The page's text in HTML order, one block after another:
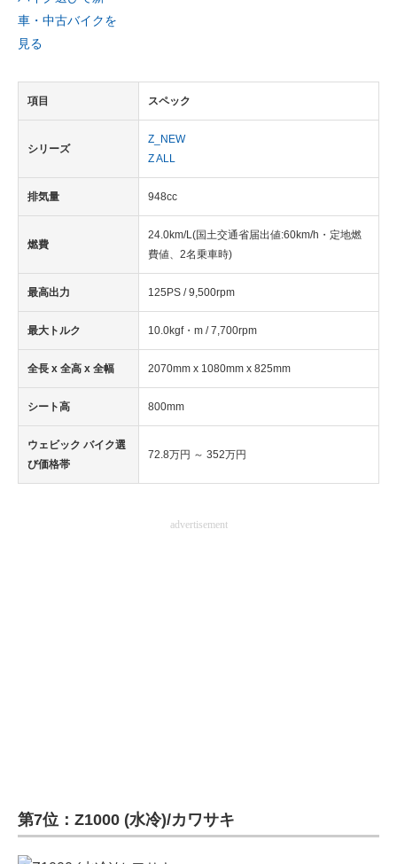
車・中古バイクを
見る
項目 スペック
シリーズ
Z_NEW
Z ALL
排気量 948cc
燃費
24.0km/L(国土交通省届出値:60km/h・定地燃
費値、2名乗車時)
最高出力 125PS / 9,500rpm
最大トルク 10.0kgf・m / 7,700rpm
全長 x 全高 x 全幅 2070mm x 1080mm x 825mm
シート高 800mm
ウェビック バイク選
び価格帯
72.8万円 ～ 352万円
advertisement
第7位：Z1000 (水冷)/カワサキ